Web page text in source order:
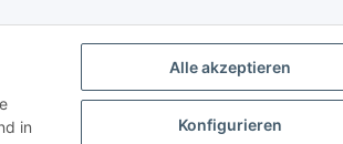
Alle akzeptieren
Konfigurieren
in